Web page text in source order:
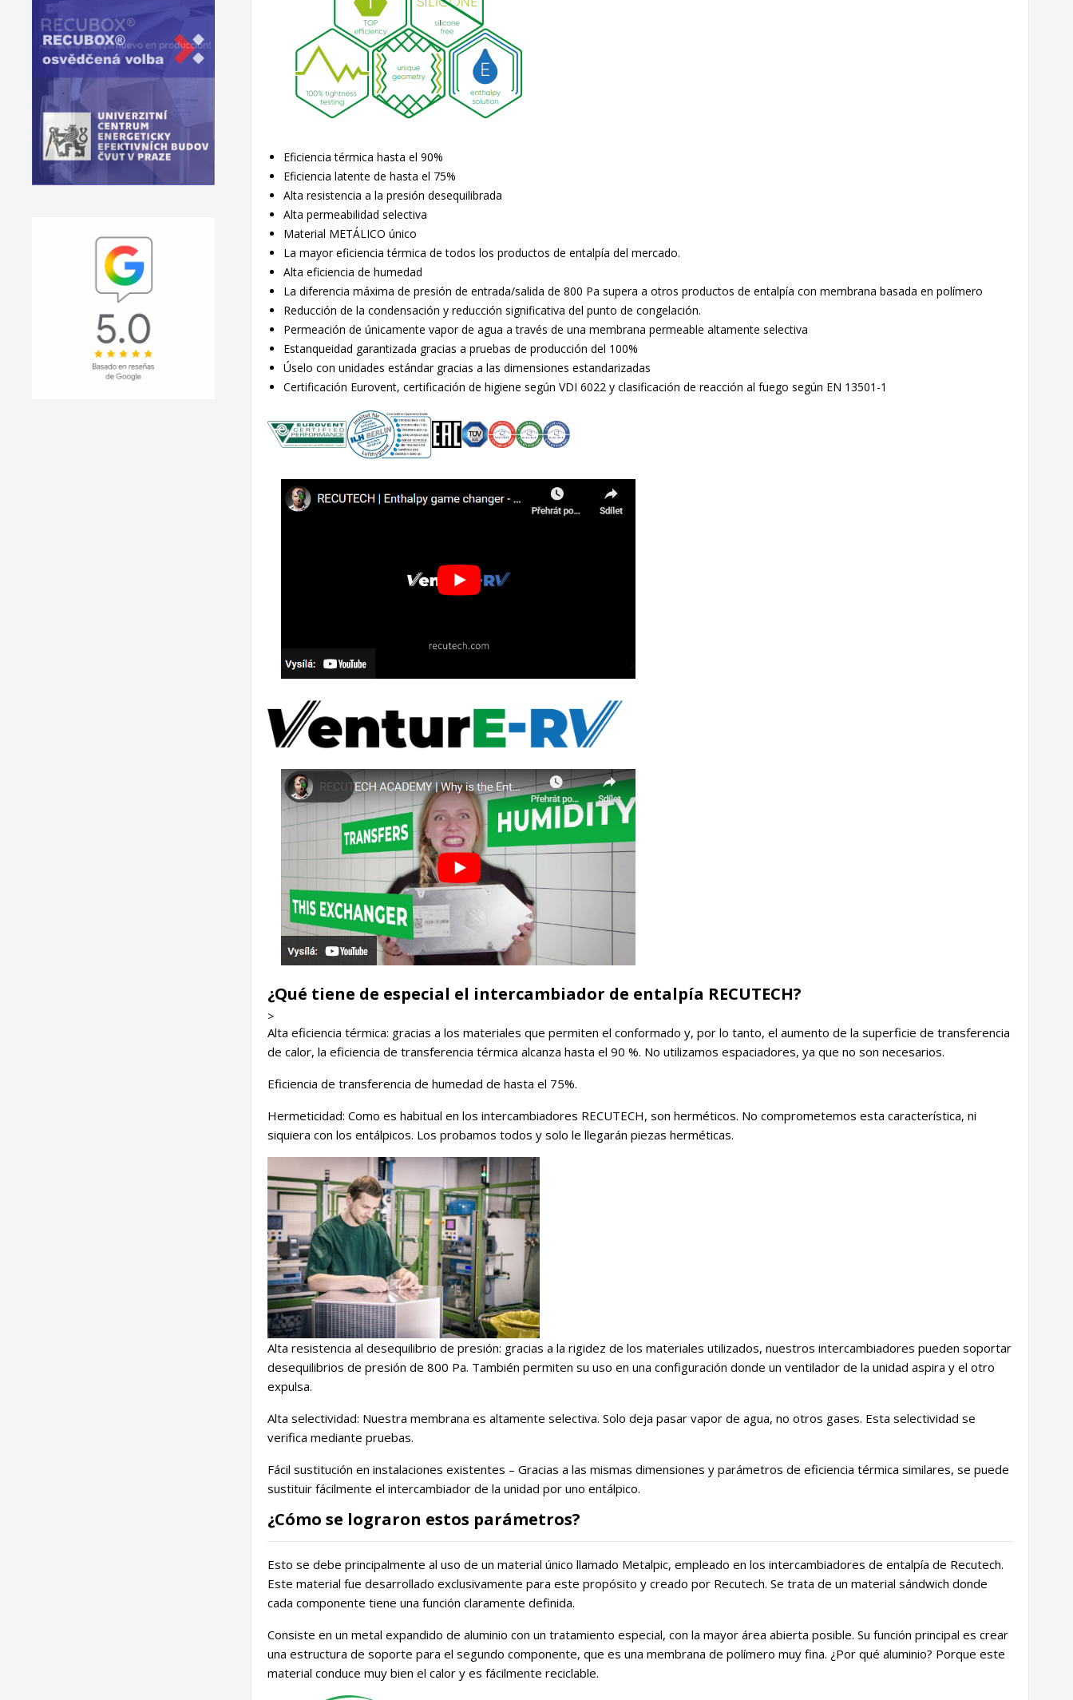
Eficiencia térmica hasta el 90%
Eficiencia latente de hasta el 75%
Alta resistencia a la presión desequilibrada
Alta permeabilidad selectiva
Material METÁLICO único
La mayor eficiencia térmica de todos los productos de entalpía del mercado.
Alta eficiencia de humedad
La diferencia máxima de presión de entrada/salida de 800 Pa supera a otros productos de entalpía con membrana basada en polímero
Reducción de la condensación y reducción significativa del punto de congelación.
Permeación de únicamente vapor de agua a través de una membrana permeable altamente selectiva
Estanqueidad garantizada gracias a pruebas de producción del 100%
Úselo con unidades estándar gracias a las dimensiones estandarizadas
Certificación Eurovent, certificación de higiene según VDI 6022 y clasificación de reacción al fuego según EN 13501-1
¿Qué tiene de especial el intercambiador de entalpía RECUTECH?
>
Alta eficiencia térmica: gracias a los materiales que permiten el conformado y, por lo tanto, el aumento de la superficie de transferencia
de calor, la eficiencia de transferencia térmica alcanza hasta el 90 %. No utilizamos espaciadores, ya que no son necesarios.
Eficiencia de transferencia de humedad de hasta el 75%.
Hermeticidad: Como es habitual en los intercambiadores RECUTECH, son herméticos. No comprometemos esta característica, ni
siquiera con los entálpicos. Los probamos todos y solo le llegarán piezas herméticas.
Alta resistencia al desequilibrio de presión: gracias a la rigidez de los materiales utilizados, nuestros intercambiadores pueden soportar
desequilibrios de presión de 800 Pa. También permiten su uso en una configuración donde un ventilador de la unidad aspira y el otro
expulsa.
Alta selectividad: Nuestra membrana es altamente selectiva. Solo deja pasar vapor de agua, no otros gases. Esta selectividad se
verifica mediante pruebas.
Fácil sustitución en instalaciones existentes – Gracias a las mismas dimensiones y parámetros de eficiencia térmica similares, se puede
sustituir fácilmente el intercambiador de la unidad por uno entálpico.
¿Cómo se lograron estos parámetros?
Esto se debe principalmente al uso de un material único llamado Metalpic, empleado en los intercambiadores de entalpía de Recutech.
Este material fue desarrollado exclusivamente para este propósito y creado por Recutech. Se trata de un material sándwich donde
cada componente tiene una función claramente definida.
Consiste en un metal expandido de aluminio con un tratamiento especial, con la mayor área abierta posible. Su función principal es crear
una estructura de soporte para el segundo componente, que es una membrana de polímero muy fina. ¿Por qué aluminio? Porque este
material conduce muy bien el calor y es fácilmente reciclable.